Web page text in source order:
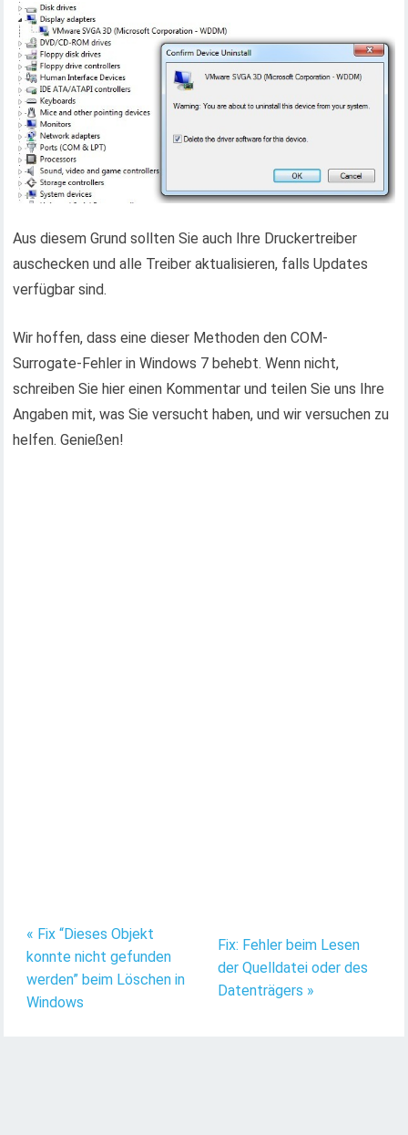
Aus diesem Grund sollten Sie auch Ihre Druckertreiber
auschecken und alle Treiber aktualisieren, falls Updates
verfügbar sind.
Wir hoffen, dass eine dieser Methoden den COM-
Surrogate-Fehler in Windows 7 behebt. Wenn nicht,
schreiben Sie hier einen Kommentar und teilen Sie uns Ihre
Angaben mit, was Sie versucht haben, und wir versuchen zu
helfen. Genießen!
« Fix “Dieses Objekt
konnte nicht gefunden
werden” beim Löschen in
Windows
Fix: Fehler beim Lesen
der Quelldatei oder des
Datenträgers »